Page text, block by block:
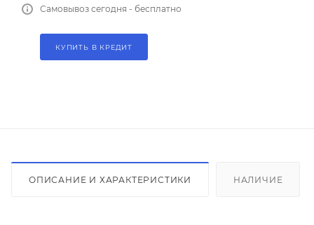
Самовывоз сегодня - бесплатно
КУПИТЬ В КРЕДИТ
ОПИСАНИЕ И ХАРАКТЕРИСТИКИ НАЛИЧИЕ